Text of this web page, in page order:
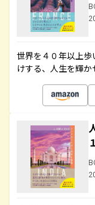
世界を４０年以上
けする、人生を輝